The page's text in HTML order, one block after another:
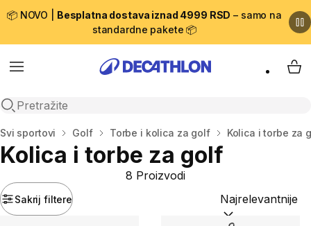
📦 NOVO | Besplatna dostava iznad 4999 RSD – samo na
standardne pakete 📦
Menu
Open search
My
Početna stranica
Svi sportovi Golf Torbe i kolica za golf Kolica i torbe za
Kolica i torbe za golf
Sakrij filtere
8 Proizvodi
Sortiraj po: